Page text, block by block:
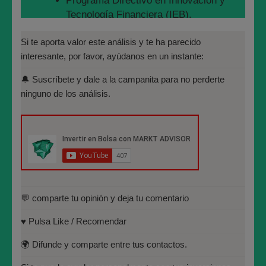
encaminados. Ya nos costó algo de dinero esa lección
Suerte en la operativa !!!
#bolsa #españa #salidasABolsa #cotización #cotizar
#empresas #negocios
#mercadosfinancieros
José María López Higuera
Técnicos y Cuantitativos (IEATEC).
Programa Directivo en Innovación y
Tecnología Financiera (IEB).
Tecnología Financiera (IEB).
Máster en Bolsa y Mercados
Financieros (IEB): Autorizado por la
(MIFID II):
https://www.cnmv.es/portal/Titulos-
Cuantitativo (IEB).
Licenciado en Informática por la
Madrid(UPM)
Si te aporta valor este análisis y te ha parecido
interesante, por favor, ayúdanos en un instante:
🔔 Suscríbete y dale a la campanita para no perderte
ninguno de los análisis.
💬 comparte tu opinión y deja tu comentario
♥️ Pulsa Like / Recomendar
🌍 Difunde y comparte entre tus contactos.